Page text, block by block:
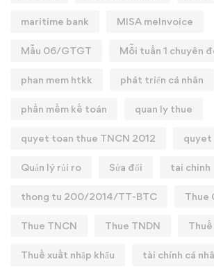
maritime bank MISA meInvoice
Mẫu 06/GTGT Mỗi tuần 1 chuyên
phan mem htkk phát triển cá nhân
phần mềm kế toán quan ly thue
quyet toan thue TNCN 2012 quyet
Quản lý rủi ro Sửa đổi tai chinh
thong tu 200/2014/TT-BTC Thue
Thue TNCN Thue TNDN Thuế
Thuế xuất nhập khẩu tài chính cá